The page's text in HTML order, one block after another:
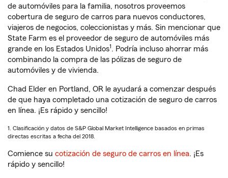
de automóviles para la familia, nosotros proveemos
cobertura de seguro de carros para nuevos conductores,
viajeros de negocios, coleccionistas y más. Sin mencionar que
State Farm es el proveedor de seguro de automóviles más
grande en los Estados Unidos1. Podría incluso ahorrar más
combinando la compra de las pólizas de seguro de
automóviles y de vivienda.
Chad Elder en Portland, OR le ayudará a comenzar después
de que haya completado una cotización de seguro de carros
en línea. ¡Es rápido y sencillo!
1. Clasificación y datos de S&P Global Market Intelligence basados en primas
directas escritas a fecha del 2018.
Comience su cotización de seguro de carros en línea. ¡Es
rápido y sencillo!